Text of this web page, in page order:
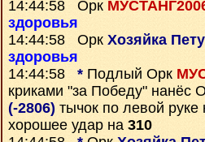
14:44:58 Орк
здоровья
14:44:58 Орк Хозяйка
здоровья
14:44:58 * Подлый Орк
криками "за Победу" нанёс
(-2806) тычок по левой руке
хорошее удар на 310